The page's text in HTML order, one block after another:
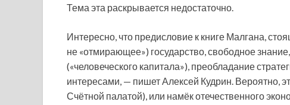
Тема эта раскрывается недостаточно.
Интересно, что предисловие к книге Малгана,
не «отмирающее») государство, свободное
(«человеческого капитала»), преобладание
интересами, — пишет Алексей Кудрин. Вероятно,
Счётной палатой), или намёк отечественного